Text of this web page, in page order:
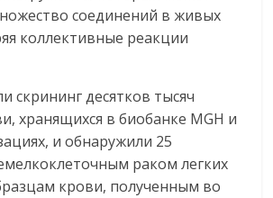
соединений в живых
коллективные реакции
скрининг десятков тысяч
хранящихся в биобанке MGH и
и обнаружили 25
раком легких
крови, полученным во